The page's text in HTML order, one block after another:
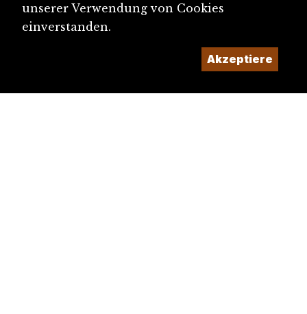
unserer Verwendung von Cookies
einverstanden.
Akzeptiere